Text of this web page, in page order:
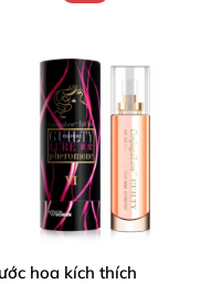
hoa kích thích